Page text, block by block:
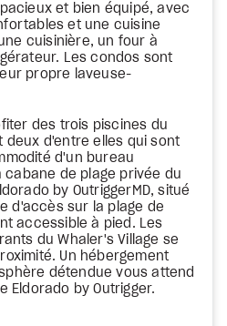
et bien équipé, avec
et une cuisine
cuisinière, un four à
Les condos sont
propre laveuse-
des trois piscines du
deux d'entre elles qui sont
d'un bureau
de plage privée du
by OutriggerMD, situé
d'accès sur la plage de
accessible à pied. Les
du Whaler's Village se
Un hébergement
détendue vous attend
Eldorado by Outrigger.